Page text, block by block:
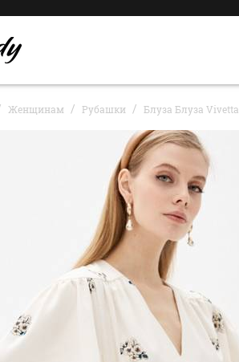
Женщинам Рубашки Блуза Блуза Vivetta